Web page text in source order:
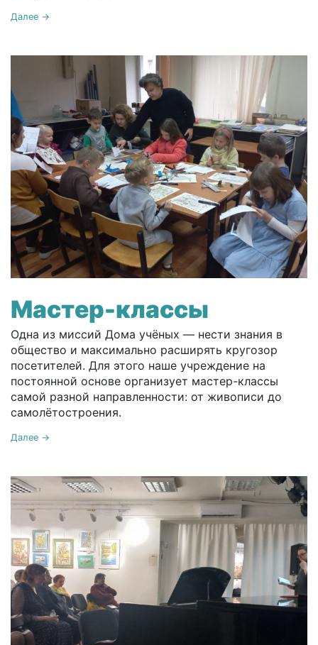
Далее →
Мастер-классы
Одна из миссий Дома учёных — нести знания в
общество и максимально расширять кругозор
посетителей. Для этого наше учреждение на
постоянной основе организует мастер-классы
самой разной направленности: от живописи до
самолётостроения.
Далее →